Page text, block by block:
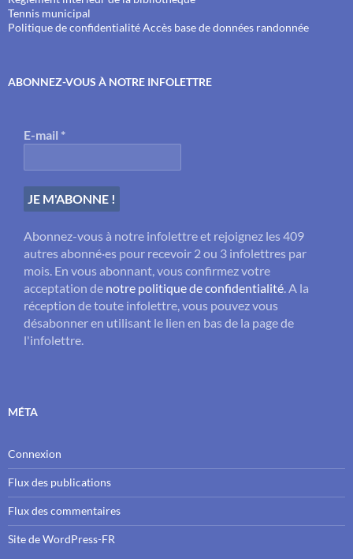
Tennis municipal
Politique de confidentialitéAccès base de données randonnée
ABONNEZ-VOUS À NOTRE INFOLETTRE
E-mail *
Abonnez-vous à notre infolettre et rejoignez les 409
autres abonné·es pour recevoir 2 ou 3 infolettres par
mois. En vous abonnant, vous confirmez votre
acceptation de notre politique de confidentialité . A la
réception de toute infolettre, vous pouvez vous
désabonner en utilisant le lien en bas de la page de
l'infolettre.
MÉTA
Connexion
Flux des publications
Flux des commentaires
Site de WordPress-FR